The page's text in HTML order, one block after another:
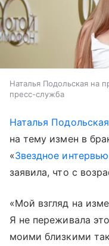
Наталья Подольская на
пресс-служба
Наталья Подольская
на тему измен в
«Звездное
заявила, что с
«Мой взгляд на
Я не переживала
моими близкими